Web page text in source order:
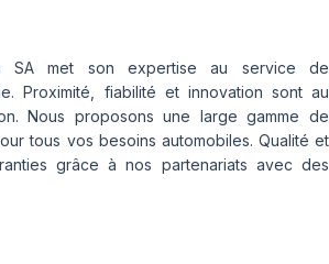
SA met son expertise au service de
Proximité, fiabilité et innovation sont au
Nous proposons une large gamme de
tous vos besoins automobiles. Qualité et
grâce à nos partenariats avec des